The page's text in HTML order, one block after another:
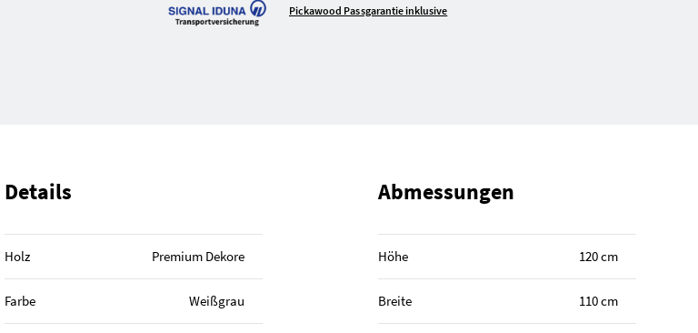
Pickawood Passgarantie inklusive
Details
Holz Premium Dekore
Farbe Weiß­grau
Abmessungen
Höhe 120 cm
Breite 110 cm